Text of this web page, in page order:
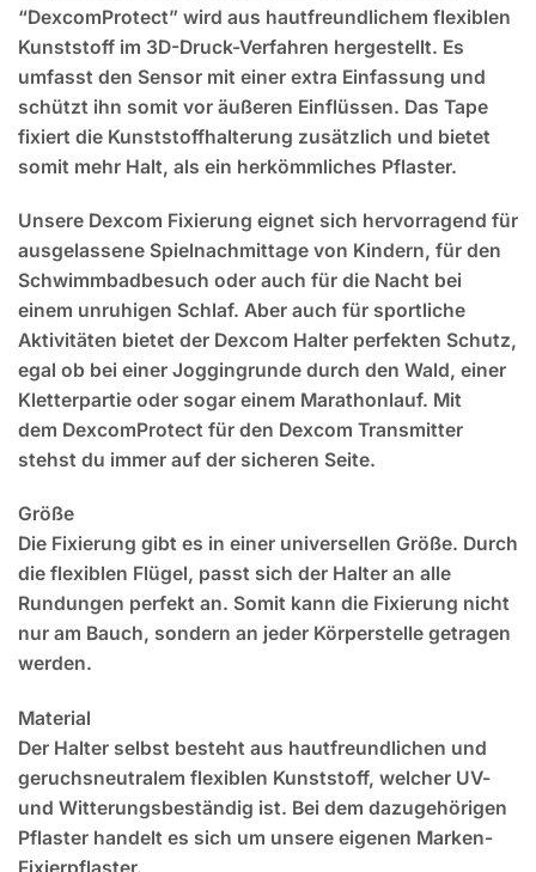
“DexcomProtect” wird aus hautfreundlichem flexiblen
Kunststoff im 3D-Druck-Verfahren hergestellt. Es
umfasst den Sensor mit einer extra Einfassung und
schützt ihn somit vor äußeren Einflüssen. Das Tape
fixiert die Kunststoffhalterung zusätzlich und bietet
somit mehr Halt, als ein herkömmliches Pflaster.
Unsere Dexcom Fixierung eignet sich hervorragend für
ausgelassene Spielnachmittage von Kindern, für den
Schwimmbadbesuch oder auch für die Nacht bei
einem unruhigen Schlaf. Aber auch für sportliche
Aktivitäten bietet der Dexcom Halter perfekten Schutz,
egal ob bei einer Joggingrunde durch den Wald, einer
Kletterpartie oder sogar einem Marathonlauf. Mit
dem DexcomProtect für den Dexcom Transmitter
stehst du immer auf der sicheren Seite.
Größe
Die Fixierung gibt es in einer universellen Größe. Durch
die flexiblen Flügel, passt sich der Halter an alle
Rundungen perfekt an. Somit kann die Fixierung nicht
nur am Bauch, sondern an jeder Körperstelle getragen
werden.
Material
Der Halter selbst besteht aus hautfreundlichen und
geruchsneutralem flexiblen Kunststoff, welcher UV-
und Witterungsbeständig ist. Bei dem dazugehörigen
Pflaster handelt es sich um unsere eigenen Marken-